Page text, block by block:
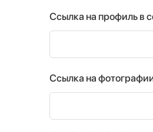
Ссылка на профиль в
Ссылка на